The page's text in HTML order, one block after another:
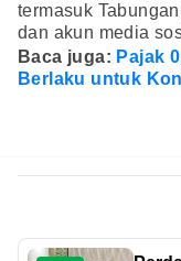
termasuk
dan akun media
Baca juga: Pajak
Berlaku untuk